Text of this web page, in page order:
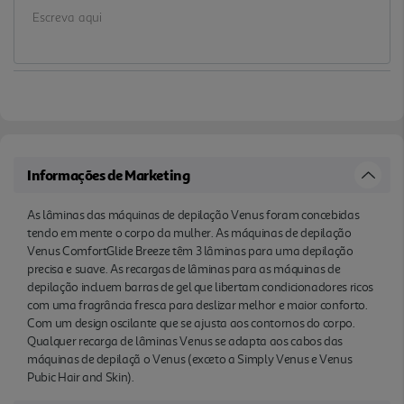
de depilaçã o Venus (exceto a Simply Venus e
Informações de Marketing
As lâminas das máquinas de depilação Venus foram concebidas
tendo em mente o corpo da mulher. As máquinas de depilação
Venus ComfortGlide Breeze têm 3 lâminas para uma depilação
precisa e suave. As recargas de lâminas para as máquinas de
depilação incluem barras de gel que libertam condicionadores ricos
com uma fragrância fresca para deslizar melhor e maior conforto.
Com um design oscilante que se ajusta aos contornos do corpo.
Qualquer recarga de lâminas Venus se adapta aos cabos das
máquinas de depilaçã o Venus (exceto a Simply Venus e Venus
Pubic Hair and Skin).